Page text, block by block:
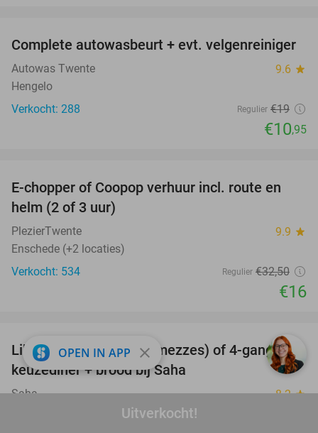
Uitverkocht!
42%
Complete autowasbeurt + evt. velgenreiniger
Autowas Twente 9.6 star
Hengelo
Verkocht: 288
Regulier €19
€10,95
51%
E-chopper of Coopop verhuur incl. route en
helm (2 of 3 uur)
PlezierTwente 9.9 star
Enschede (+2 locaties)
Verkocht: 534
Regulier €32,50
€16
50%
Libanese proeverij (11 mezzes) of 4-gangen
keuzediner + brood bij Saha
Saha 8.2star
OPEN IN APP close